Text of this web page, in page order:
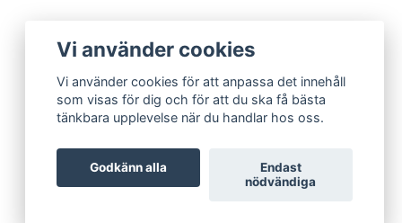
Vi använder cookies
Vi använder cookies för att anpassa det innehåll
som visas för dig och för att du ska få bästa
tänkbara upplevelse när du handlar hos oss.
Godkänn alla
Endast
nödvändiga